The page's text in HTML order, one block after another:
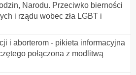
Narodu. Przeciwko bierności
i rządu wobec zła LGBT i
i aborterom - pikieta informacyjna
połączona z modlitwą